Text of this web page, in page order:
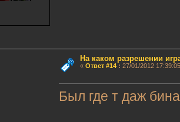
На каком разрешении
« Ответ #14: 27/01/2012
Был где т даж